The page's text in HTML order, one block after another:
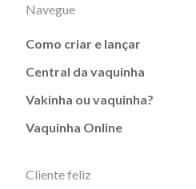
Navegue
Como criar e lançar
Central da vaquinha
Vakinha ou vaquinha?
Vaquinha Online
Cliente feliz